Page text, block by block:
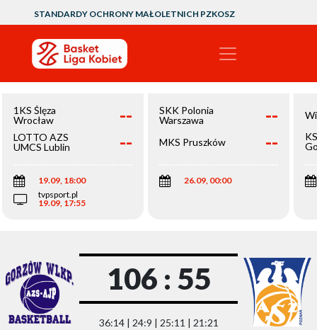
STANDARDY OCHRONY MAŁOLETNICH PZKOSZ
1KS Ślęza
Wrocław
--
LOTTO AZS
UMCS Lublin
--
19.09, 18:00
tvpsport.pl
19.09, 17:55
SKK Polonia
Warszawa
--
MKS Pruszków --
26.09, 00:00
106 : 55
36:14 | 24:9 | 25:11 | 21:21